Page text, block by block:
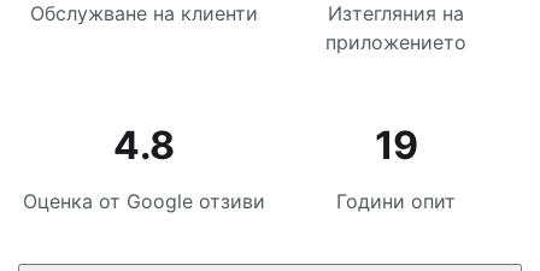
Обслужване на клиенти
Изтегляния на
приложението
4.8
Оценка от Google отзиви
19
Години опит